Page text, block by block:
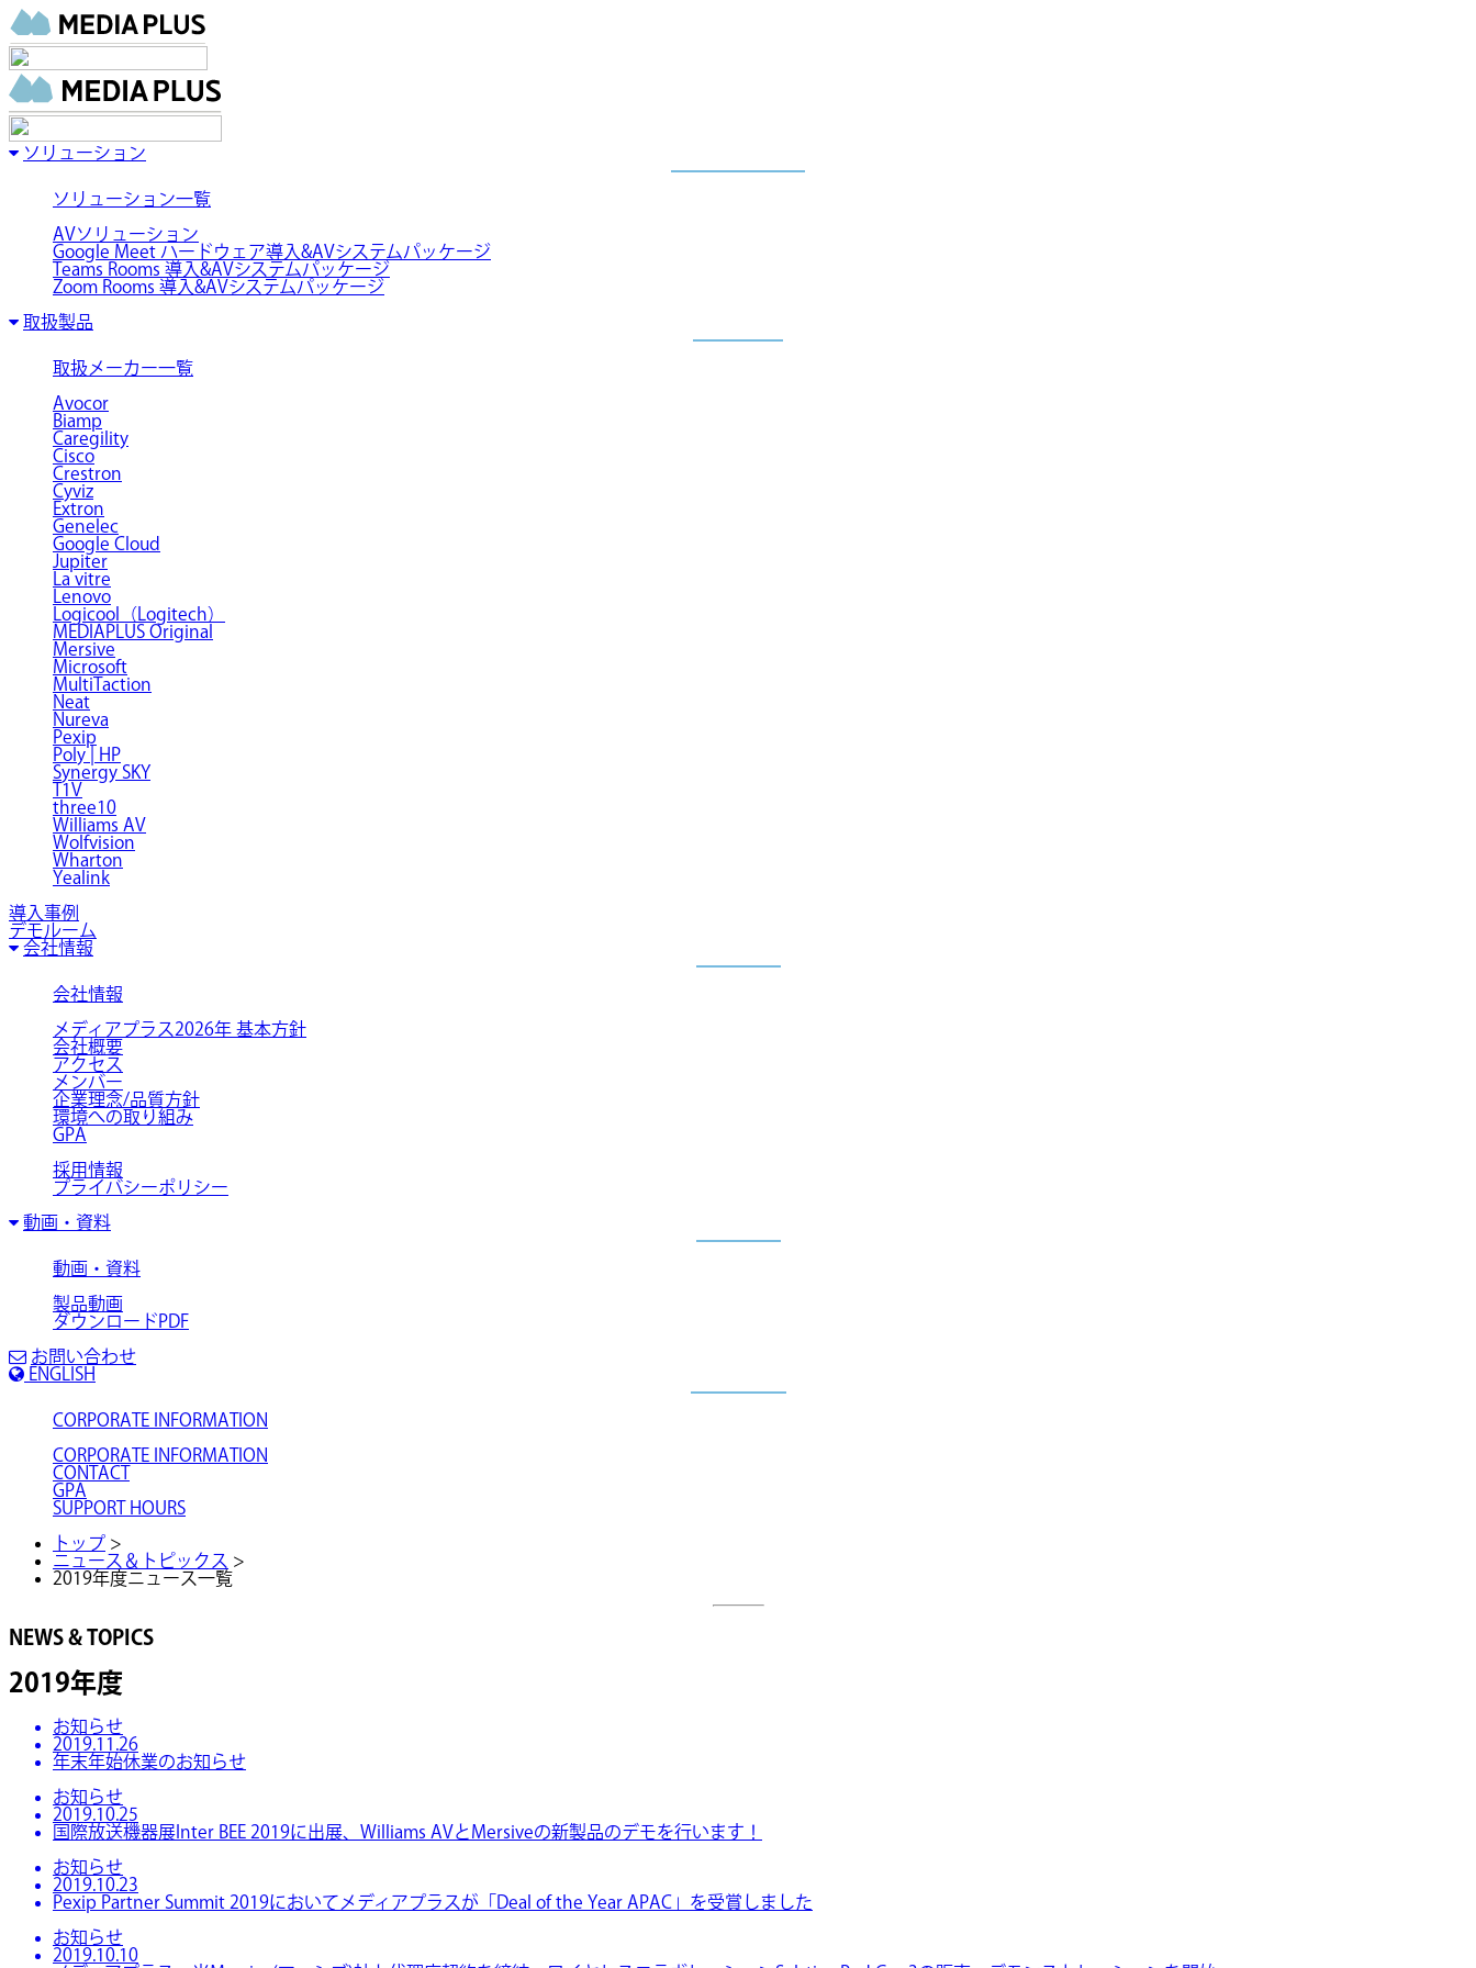
ソリューション
ソリューション一覧
AVソリューション
Google Meet ハードウェア導入&AVシステムパッケージ
Teams Rooms 導入&AVシステムパッケージ
Zoom Rooms 導入&AVシステムパッケージ
取扱製品
取扱メーカー一覧
Avocor
Biamp
Caregility
Cisco
Crestron
Cyviz
Extron
Genelec
Google Cloud
Jupiter
La vitre
Lenovo
Logicool（Logitech）
MEDIAPLUS Original
Mersive
Microsoft
MultiTaction
Neat
Nureva
Pexip
Poly | HP
Synergy SKY
T1V
three10
Williams AV
Wolfvision
Wharton
Yealink
導入事例
デモルーム
会社情報
会社情報
メディアプラス2026年 基本方針
会社概要
アクセス
メンバー
企業理念/品質方針
環境への取り組み
GPA
採用情報
プライバシーポリシー
動画・資料
動画・資料
製品動画
ダウンロードPDF
お問い合わせ
ENGLISH
CORPORATE INFORMATION
CORPORATE INFORMATION
CONTACT
GPA
SUPPORT HOURS
トップ >
ニュース＆トピックス >
2019年度ニュース一覧
NEWS & TOPICS
2019年度
お知らせ
2019.11.26
年末年始休業のお知らせ
お知らせ
2019.10.25
国際放送機器展Inter BEE 2019に出展、Williams AVとMersiveの新製品のデモを行います！
お知らせ
2019.10.23
Pexip Partner Summit 2019においてメディアプラスが「Deal of the Year APAC」を受賞しました
お知らせ
2019.10.10